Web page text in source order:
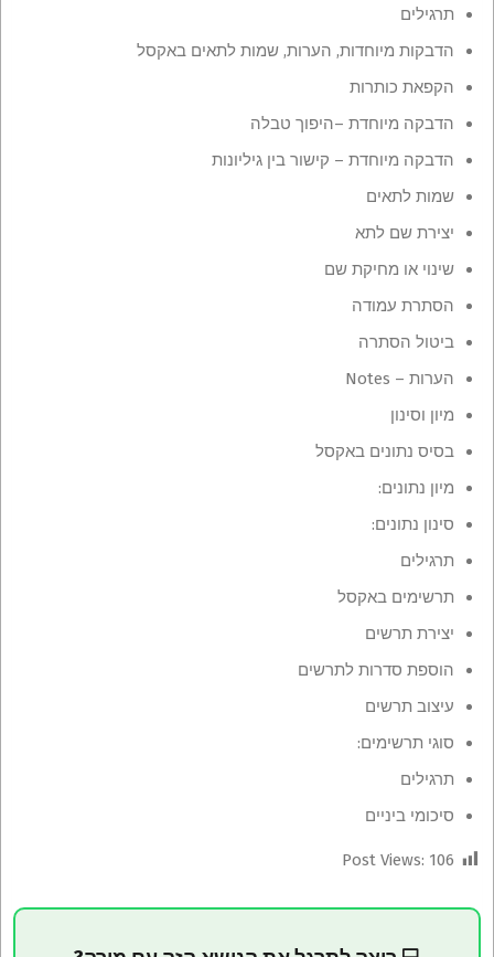
תרגילים
הדבקות מיוחדות, הערות, שמות לתאים באקסל
הקפאת כותרות
הדבקה מיוחדת –היפוך טבלה
הדבקה מיוחדת – קישור בין גיליונות
שמות לתאים
יצירת שם לתא
שינוי או מחיקת שם
הסתרת עמודה
ביטול הסתרה
הערות – Notes
מיון וסינון
בסיס נתונים באקסל
מיון נתונים:
סינון נתונים:
תרגילים
תרשימים באקסל
יצירת תרשים
הוספת סדרות לתרשים
עיצוב תרשים
סוגי תרשימים:
תרגילים
סיכומי ביניים
Post Views: 106